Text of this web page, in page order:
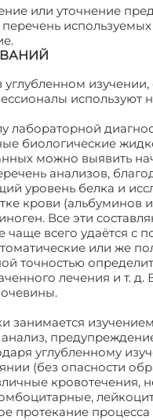
или уточнение
используют
лабораторной
биологические
можно выявить
анализов,
уровень белка и
крови (альбуминов
Все эти
всего удаётся с
или же
точностью
лечения и т.
занимается
углубленному
(без опасности
кровотечения,
протекание процесса